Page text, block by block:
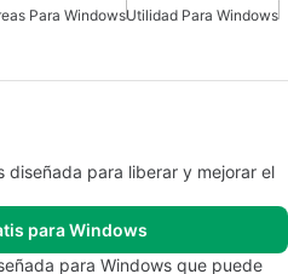
Para WindowsUtilidad Para Windows
diseñada para liberar y mejorar el
para Windows
para Windows que puede